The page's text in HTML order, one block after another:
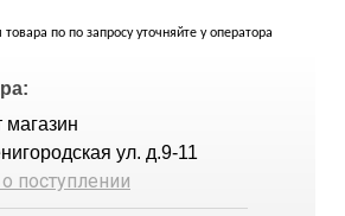
по по запросу уточняйте у оператора
магазин
ул. д.9-11
поступлении